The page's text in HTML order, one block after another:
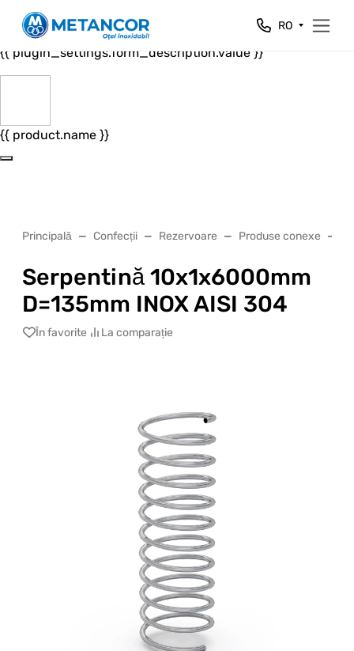
Close
{{ plugin_settings.form_header.value }}
{{ plugin_settings.form_description.value }}
{{ product.name }}
RO
Principală Confecții Rezervoare Produse conexe
Serpentină 10x1x6000mm
D=135mm INOX AISI 304
În favorite La comparație